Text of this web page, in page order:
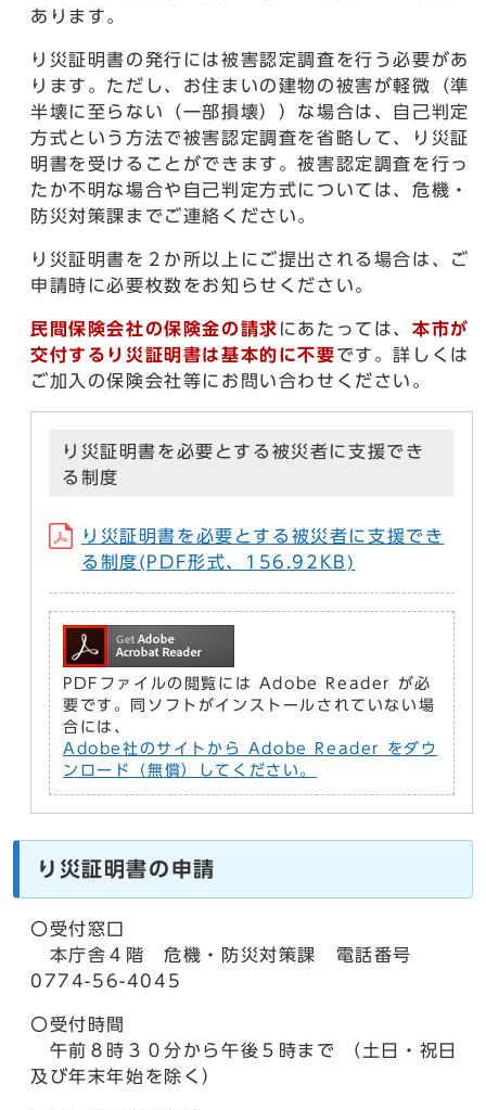
あります。
り災証明書の発行には被害認定調査を行う必要があ
ります。ただし、お住まいの建物の被害が軽微（準
半壊に至らない（一部損壊））な場合は、自己判定
方式という方法で被害認定調査を省略して、り災証
明書を受けることができます。被害認定調査を行っ
たか不明な場合や自己判定方式については、危機・
防災対策課までご連絡ください。
り災証明書を２か所以上にご提出される場合は、ご
申請時に必要枚数をお知らせください。
民間保険会社の保険金の請求 にあたっては、本市が
交付するり災証明書は基本的に不要です。詳しくは
ご加入の保険会社等にお問い合わせください。
り災証明書を必要とする被災者に支援でき
る制度
り災証明書を必要とする被災者に支援でき
る制度(PDF形式、156.92KB)
PDFファイルの閲覧には Adobe Reader が必
要です。同ソフトがインストールされていない場
合には、
Adobe社のサイトから Adobe Reader をダウ
ンロード（無償）してください。
り災証明書の申請
〇受付窓口
本庁舎４階 危機・防災対策課 電話番号
0774-56-4045
〇受付時間
午前８時３０分から午後５時まで （土日・祝日
及び年末年始を除く）